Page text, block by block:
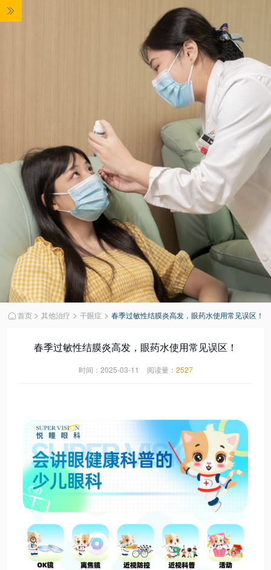
 首页 > 其他治疗 > 干眼症 > 春季过敏性结膜炎高发，眼药水使用常见误区！
春季过敏性结膜炎高发，眼药水使用常见误区！
时间：2025-03-11 阅读量： 2527